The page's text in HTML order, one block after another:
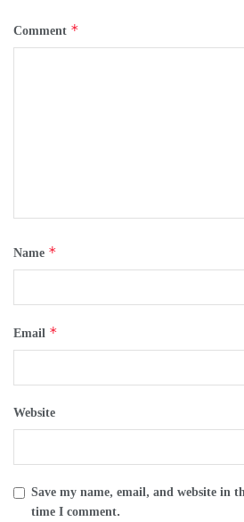
Comment *
Name *
Email *
Website
Save my name, email, and website in
time I comment.